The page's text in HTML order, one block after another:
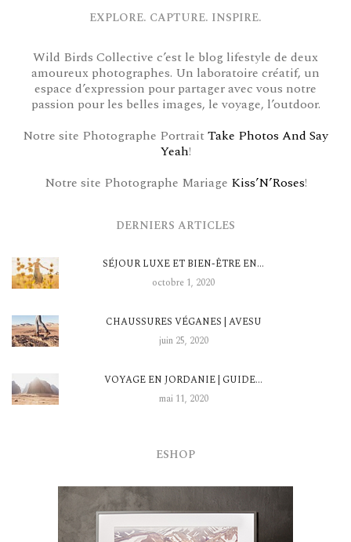
EXPLORE. CAPTURE. INSPIRE.
Wild Birds Collective c’est le blog lifestyle de deux
amoureux photographes. Un laboratoire créatif, un
espace d’expression pour partager avec vous notre
passion pour les belles images, le voyage, l’outdoor.
Notre site Photographe PortraitTake Photos And Say
Yeah!
Notre site Photographe Mariage Kiss’N’Roses!
DERNIERS ARTICLES
SÉJOUR LUXE ET BIEN-ÊTRE EN…
octobre 1, 2020
CHAUSSURES VÉGANES | AVESU
juin 25, 2020
VOYAGE EN JORDANIE | GUIDE…
mai 11, 2020
ESHOP